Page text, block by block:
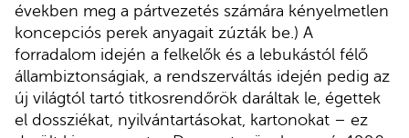
években meg a pártvezetés számára kényelmetlen
koncepciós perek anyagait zúzták be.) A
forradalom idején a felkelők és a lebukástól félő
állambiztonságiak, a rendszerváltás idején pedig az
új világtól tartó titkosrendőrök daráltak le, égettek
el dossziékat, nyilvántartásokat, kartonokat – ez